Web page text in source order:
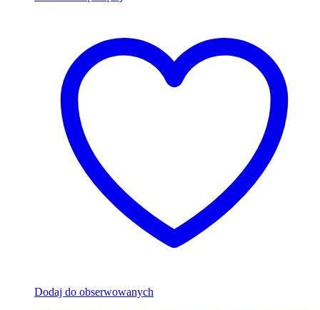
Dodaj do obserwowanych